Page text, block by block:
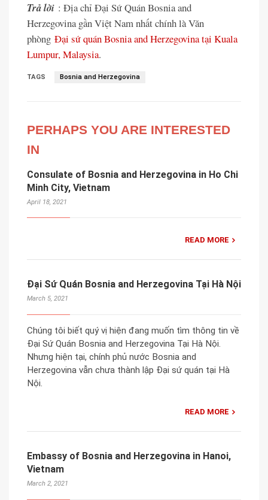
Trả lời : Địa chỉ Đại Sứ Quán Bosnia and
Herzegovina gần Việt Nam nhất chính là Văn
phòng Đại sứ quán Bosnia and Herzegovina tại Kuala
Lumpur, Malaysia.
TAGS Bosnia and Herzegovina
PERHAPS YOU ARE INTERESTED
IN
Consulate of Bosnia and Herzegovina in Ho Chi
Minh City, Vietnam
April 18, 2021
READ MORE
Đại Sứ Quán Bosnia and Herzegovina Tại Hà Nội
March 5, 2021
Chúng tôi biết quý vị hiện đang muốn tìm thông tin về
Đại Sứ Quán Bosnia and Herzegovina Tại Hà Nội.
Nhưng hiện tại, chính phủ nước Bosnia and
Herzegovina vẫn chưa thành lập Đại sứ quán tại Hà
Nội.
READ MORE
Embassy of Bosnia and Herzegovina in Hanoi,
Vietnam
March 2, 2021